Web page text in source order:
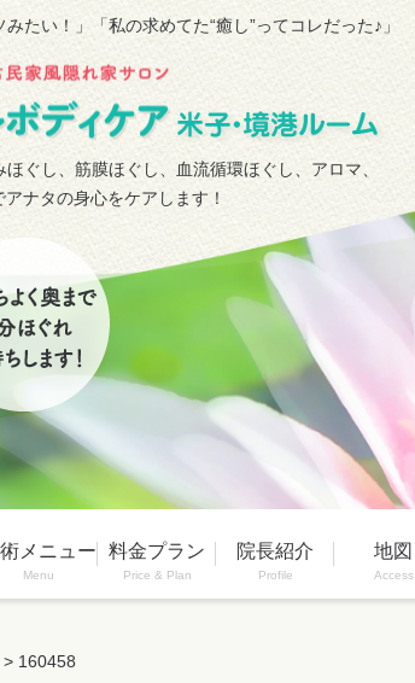
たい！」 「私の求めてた“癒し”ってコレだった♪」
ぐし、筋膜ほぐし、血流循環ほぐし、アロマ、
ナタの身心をケアします！
メニュー
Menu
料金プラン
Price & Plan
院長紹介
Profile
地図
Access
> 160458